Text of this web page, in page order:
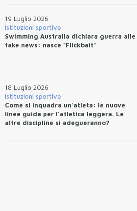
19 Luglio 2026
Istituzioni sportive
Swimming Australia dichiara guerra alle
fake news: nasce "Flickbait"
18 Luglio 2026
Istituzioni sportive
Come si inquadra un'atleta: le nuove
linee guida per l'atletica leggera. Le
altre discipline si adegueranno?